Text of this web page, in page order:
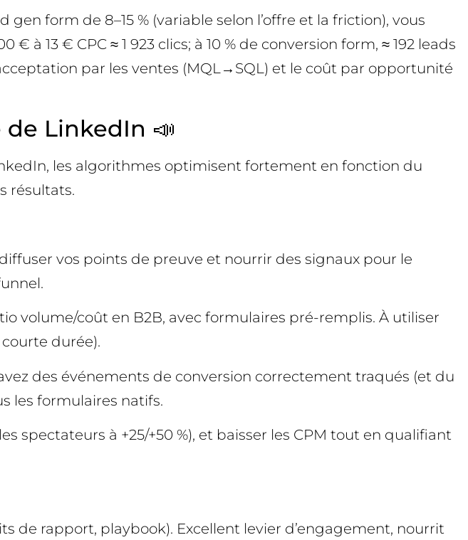
form de 8–15 % (variable selon l’offre et la friction), vous
13 € CPC ≈ 1 923 clics; à 10 % de conversion form, ≈ 192 leads
par les ventes (MQL→SQL) et le coût par opportunité
LinkedIn 📣
les algorithmes optimisent fortement en fonction du
résultats.
vos points de preuve et nourrir des signaux pour le
volume/coût en B2B, avec formulaires pré-remplis. À utiliser
durée).
des événements de conversion correctement traqués (et du
les formulaires natifs.
spectateurs à +25/+50 %), et baisser les CPM tout en qualifiant
de rapport, playbook). Excellent levier d’engagement, nourrit